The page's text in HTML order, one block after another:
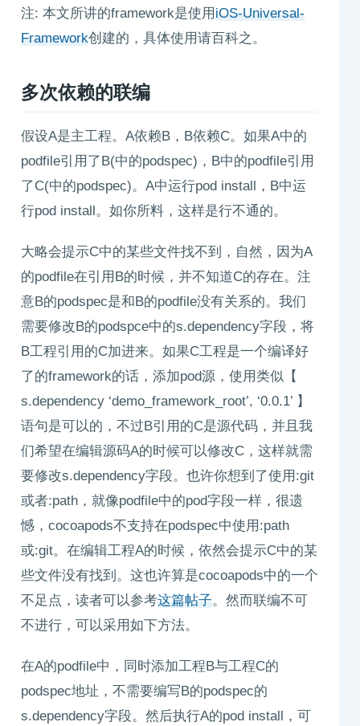
注: 本文所讲的framework是使用iOS-Universal-
Framework创建的，具体使用请百科之。
多次依赖的联编
假设A是主工程。A依赖B，B依赖C。如果A中的
podfile引用了B(中的podspec)，B中的podfile引用
了C(中的podspec)。A中运行pod install，B中运
行pod install。如你所料，这样是行不通的。
大略会提示C中的某些文件找不到，自然，因为A
的podfile在引用B的时候，并不知道C的存在。注
意B的podspec是和B的podfile没有关系的。我们
需要修改B的podspce中的s.dependency字段，将
B工程引用的C加进来。如果C工程是一个编译好
了的framework的话，添加pod源，使用类似【
s.dependency ‘demo_framework_root’, ‘0.0.1’ 】
语句是可以的，不过B引用的C是源代码，并且我
们希望在编辑源码A的时候可以修改C，这样就需
要修改s.dependency字段。也许你想到了使用:git
或者:path，就像podfile中的pod字段一样，很遗
憾，cocoapods不支持在podspec中使用:path
或:git。在编辑工程A的时候，依然会提示C中的某
些文件没有找到。这也许算是cocoapods中的一个
不足点，读者可以参考这篇帖子。然而联编不可
不进行，可以采用如下方法。
在A的podfile中，同时添加工程B与工程C的
podspec地址，不需要编写B的podspec的
s.dependency字段。然后执行A的pod install，可